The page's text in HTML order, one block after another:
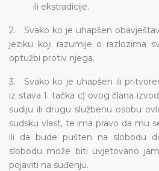
ili ekstradicije.
2. Svako ko je uhapšen
jeziku koji razumije o razlozima
optužbi protiv njega.
3. Svako ko je uhapšen ili
iz stava 1. tačka c) ovog člana
sudiju ili drugu službenu osobu
sudsku vlast, te ima pravo da mu
ili da bude pušten na slobodu
slobodu može biti uvjetovano
pojaviti na suđenju.